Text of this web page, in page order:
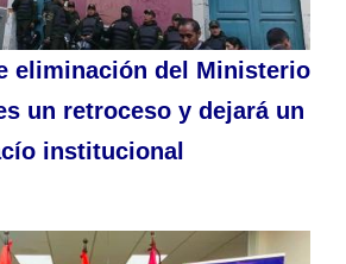
eliminación del Ministerio
un retroceso y dejará un
institucional